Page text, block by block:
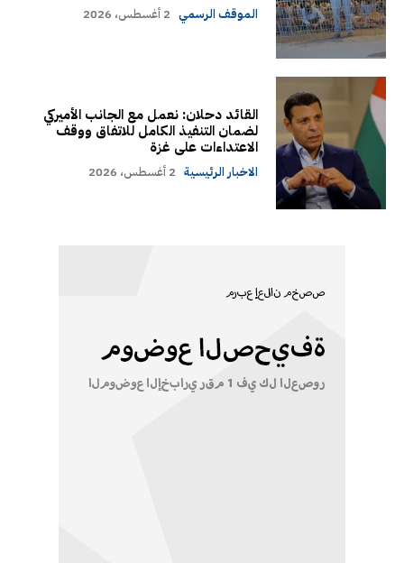
الموقف الرسمي 2 أغسطس، 2026
القائد دحلان: نعمل مع الجانب الأميركي
لضمان التنفيذ الكامل للاتفاق ووقف
الاعتداءات على غزة
الاخبار الرئيسية 2 أغسطس، 2026